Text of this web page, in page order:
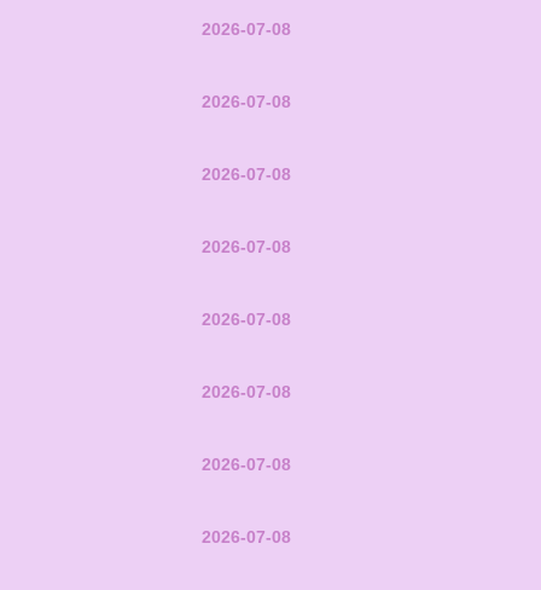
2026-07-08
2026-07-08
2026-07-08
2026-07-08
2026-07-08
2026-07-08
2026-07-08
2026-07-08